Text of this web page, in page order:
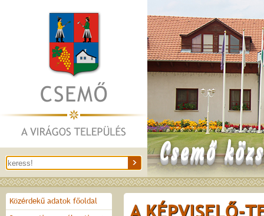
Csemő
Közérdekű adatok főoldal